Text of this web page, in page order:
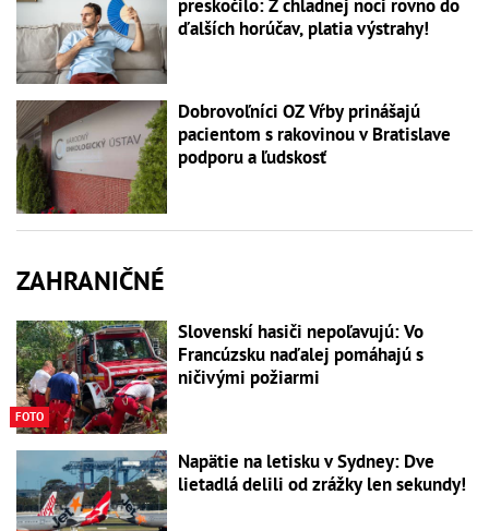
preskočilo: Z chladnej noci rovno do
ďalších horúčav, platia výstrahy!
Dobrovoľníci OZ Vŕby prinášajú
pacientom s rakovinou v Bratislave
podporu a ľudskosť
ZAHRANIČNÉ
FOTO
Slovenskí hasiči nepoľavujú: Vo
Francúzsku naďalej pomáhajú s
ničivými požiarmi
Napätie na letisku v Sydney: Dve
lietadlá delili od zrážky len sekundy!